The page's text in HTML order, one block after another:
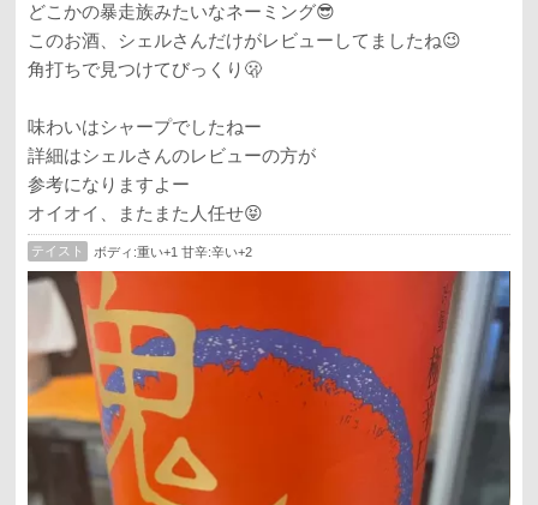
どこかの暴走族みたいなネーミング😎
このお酒、シェルさんだけがレビューしてましたね😉
角打ちで見つけてびっくり🫢
味わいはシャープでしたねー
詳細はシェルさんのレビューの方が
参考になりますよー
オイオイ、またまた人任せ😝
テイスト ボディ:重い+1 甘辛:辛い+2